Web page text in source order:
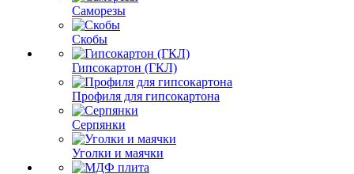
Саморезы
Скобы
Гипсокартон (ГКЛ)
Профиля для гипсокартона
Серпянки
Уголки и маячки